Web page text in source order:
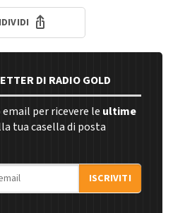
DI RADIO GOLD
per ricevere le ultime
tua casella di posta
ISCRIVITI